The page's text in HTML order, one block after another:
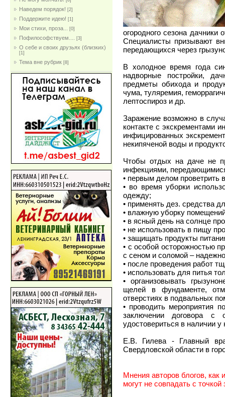
Наведем порядок! [2]
Поддержите идею! [1]
Мои стихи, проза... [0]
Пофилософствуем.... [3]
О себе и своих друзьях (близких)
[1]
Тема вне рубрик [8]
огородного сезона дачники
Специалисты призывают
передающихся через
В холодное время года
надворные постройки,
предметы обихода и
чума, туляремия,
лептоспироз и др.
Заражение возможно в
контакте с экскрементами
инфицированных
некипяченой воды и
Чтобы отдых на даче не
инфекциями,
• первым делом проветрить
• во время уборки
одежду;
• применять дез. средства
• влажную уборку
• в ясный день на солнце
• не использовать в пищу
• защищать продукты
• с особой осторожностью
с сеном и соломой –
• после проведения работ
• использовать для питья
• организовывать
щелей в фундаменте,
отверстиях в подвальных
• проводить мероприятия
заключении договора с
удостовериться в наличии
Е.В. Гилева - Главный
Свердловской области в
Мнения авторов блогов, как
могут не совпадать с